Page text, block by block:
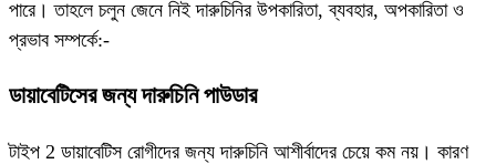
পারে। তাহলে চলুন জেনে নিই দারুচিনির উপকারিতা, ব্যবহার, অপকারিতা ও
প্রভাব সম্পর্কে:-
ডায়াবেটিসের জন্য দারুচিনি পাউডার
টাইপ 2 ডায়াবেটিস রোগীদের জন্য দারুচিনি আশীর্বাদের চেয়ে কম নয়। কারণ